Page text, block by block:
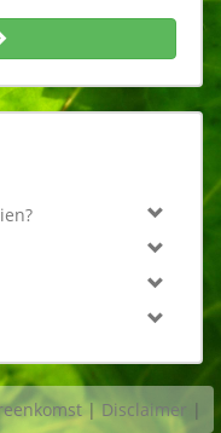
| Disclaimer |